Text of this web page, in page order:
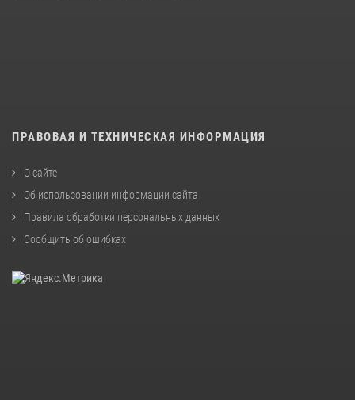
ПРАВОВАЯ И ТЕХНИЧЕСКАЯ ИНФОРМАЦИЯ
О сайте
Об использовании информации сайта
Правила обработки персональных данных
Сообщить об ошибках